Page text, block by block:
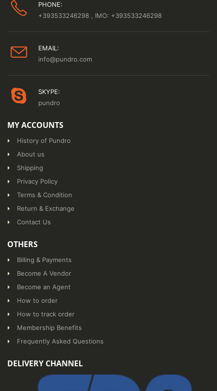
PHONE:
+393533246298 , IMO: +393533246298
EMAIL:
info@pundro.com
SKYPE:
pundro
MY ACCOUNTS
History of Pundro
About us
Shipping
Privacy Policy
Terms & Condition
Return & Exchange
Contact Us
OTHERS
Billing & Payments
Become A Vendor
Become an Agent
How to order
How to track order
Membership Benefits
Frequently Asked Questions
DELIVERY CHANNEL